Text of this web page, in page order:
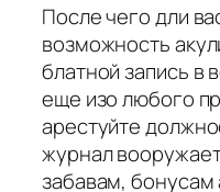
После чего дли
возможность
блатной запись в
еще изо любого
арестуйте
журнал
забавам,